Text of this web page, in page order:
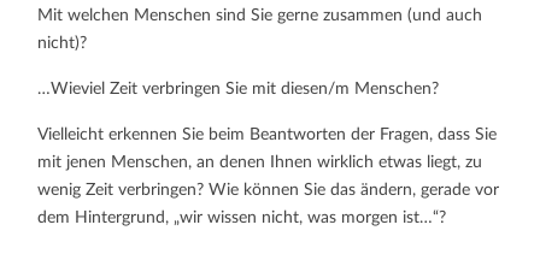
Mit welchen Menschen sind Sie gerne zusammen (und auch
nicht)?
…Wieviel Zeit verbringen Sie mit diesen/m Menschen?
Vielleicht erkennen Sie beim Beantworten der Fragen, dass Sie
mit jenen Menschen, an denen Ihnen wirklich etwas liegt, zu
wenig Zeit verbringen? Wie können Sie das ändern, gerade vor
dem Hintergrund, „wir wissen nicht, was morgen ist…“?